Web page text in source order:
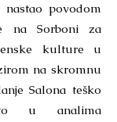
povodom
na Sorboni za
kulture u
na skromnu
Salona teško
u analima